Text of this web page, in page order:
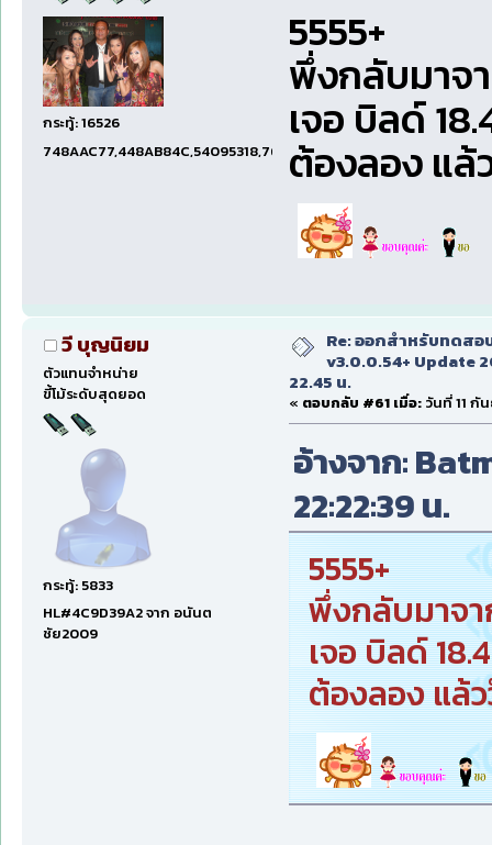
กระทู้: 16526
748AAC77,448AB84C,54095318,7660DAE5,97606B15,47C5E
5555+
พึ่งกลับมาจ
เจอ บิลด์
ต้องลอง แล้
วี บุญนิยม
ตัวแทนจำหน่าย
ขี้โม้ระดับสุดยอด
กระทู้: 5833
HL#4C9D39A2 จาก อนันต
ชัย2009
Re: ออกสำหรับทดสอ
v3.0.0.54+ Update
22.45 น.
« ตอบกลับ #61 เมื่อ: วันที่ 11 กั
อ้างจาก:
22:22:39 น.
5555+
พึ่งกลับมาจ
เจอ บิลด์
ต้องลอง แล้